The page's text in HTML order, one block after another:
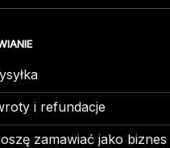
i refundacje
zamawiać jako biznes